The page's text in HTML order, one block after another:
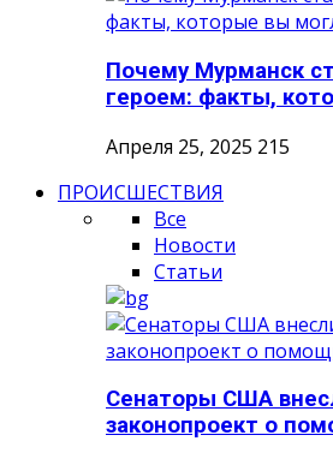
Почему Мурманск
героем: факты,
Апреля 25, 2025 215
ПРОИСШЕСТВИЯ
Все
Новости
Статьи
Сенаторы США
законопроект о